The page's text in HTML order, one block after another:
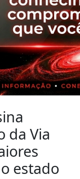
da Via
estado